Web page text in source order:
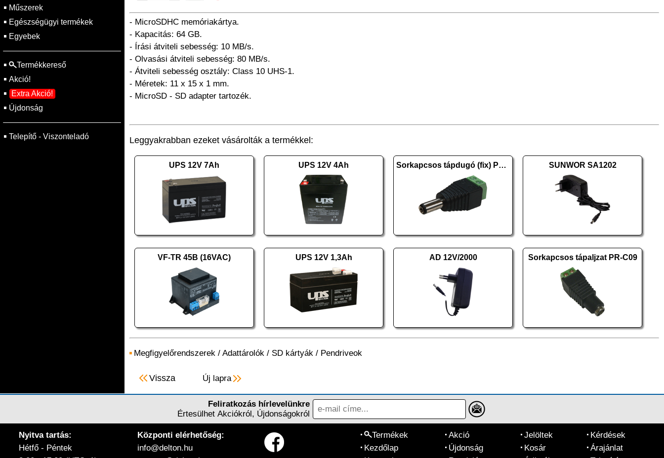
Műszerek
Egészségügyi termékek
Egyebek
Termékkereső
Akció!
Extra Akció!
Újdonság
Telepítő - Viszonteladó
- MicroSDHC memóriakártya.
- Kapacitás: 64 GB.
- Írási átviteli sebesség: 10 MB/s.
- Olvasási átviteli sebesség: 80 MB/s.
- Átviteli sebesség osztály: Class 10 UHS-1.
- Méretek: 11 x 15 x 1 mm.
- MicroSD - SD adapter tartozék.
Leggyakrabban ezeket vásárolták a termékkel:
UPS 12V 7Ah UPS 12V 4Ah Sorkapcsos tápdugó (fix) PR-C08 SUNWOR SA1202
VF-TR 45B (16VAC) UPS 12V 1,3Ah AD 12V/2000 Sorkapcsos tápaljzat PR-C09
Megfigyelőrendszerek / Adattárolók / SD kártyák / Pendriveok
Vissza Új lapra
Feliratkozás hírlevelünkre
Értesülhet Akciókról, Újdonságokról
Nyitva tartás:
Hétfő - Péntek
Központi elérhetőség:
info@delton.hu
Termékek
Kezdőlap
Akció
Újdonság
Jelöltek
Kosár
Kérdések
Árajánlat